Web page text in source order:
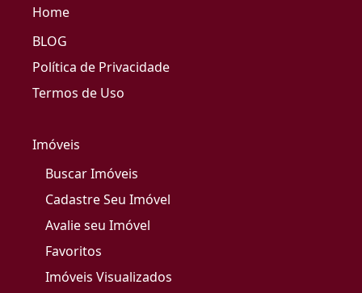
Home
BLOG
Política de Privacidade
Termos de Uso
Imóveis
Buscar Imóveis
Cadastre Seu Imóvel
Avalie seu Imóvel
Favoritos
Imóveis Visualizados